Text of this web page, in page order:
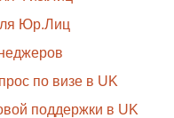
Юр.Лиц
по визе в UK
поддержки в UK